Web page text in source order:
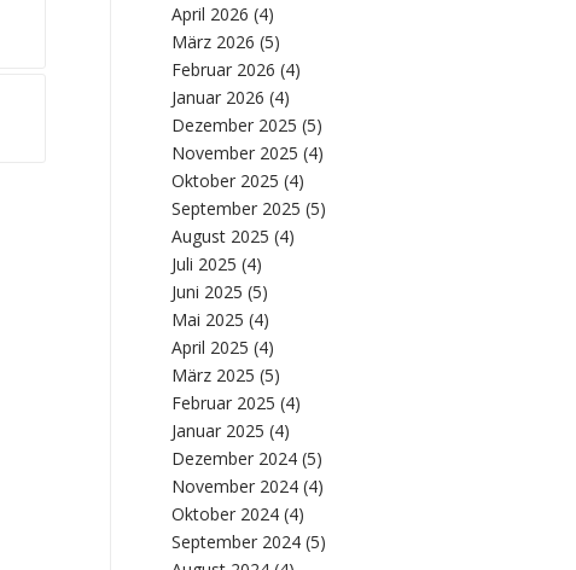
April 2026 (4)
März 2026 (5)
Februar 2026 (4)
Januar 2026 (4)
Dezember 2025 (5)
November 2025 (4)
Oktober 2025 (4)
September 2025 (5)
August 2025 (4)
Juli 2025 (4)
Juni 2025 (5)
Mai 2025 (4)
April 2025 (4)
März 2025 (5)
Februar 2025 (4)
Januar 2025 (4)
Dezember 2024 (5)
November 2024 (4)
Oktober 2024 (4)
September 2024 (5)